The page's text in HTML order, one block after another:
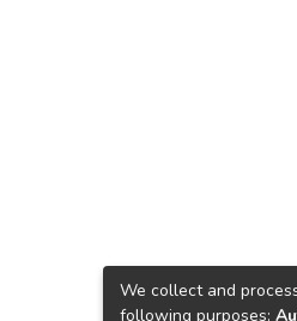
We collect and
following purposes: